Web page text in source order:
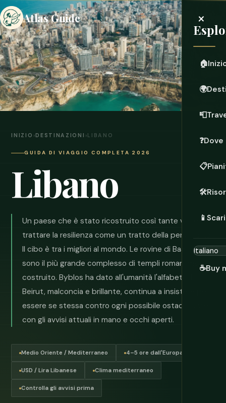
Atlas Guide ×
🏠
🌍
📮
❓Dove
📋
🛠️
📱
☕Buy
INIZIO ›DESTINAZIONI ›LIBANO
GUIDA DI VIAGGIO COMPLETA 2026
Libano
Un paese che è stato ricostruito così tante volte da
trattare la resilienza come un tratto della personalità.
Il cibo è tra i migliori al mondo. Le rovine di Baalbek
sono il più grande complesso di templi romani mai
costruito. Byblos ha dato all'umanità l'alfabeto. E
Beirut, malconcia e brillante, continua a insistere per
essere se stessa contro ogni possibile ostacolo. Vieni
con gli avvisi attuali in mano e occhi aperti.
Medio Oriente / Mediterraneo 4–5 ore dall'Europa
USD / Lira Libanese Clima mediterraneo
Controlla gli avvisi prima